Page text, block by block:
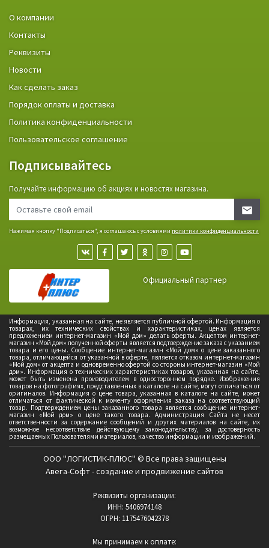
О компании
Контакты
Реквизиты
Новости
Как сделать заказ
Порядок оплаты и доставка
Политика конфиденциальности
Пользовательское соглашение
Подписывайтесь
Получайте информацию об акциях и новостях магазина.
Нажимая кнопку "Подписаться", я соглашаюсь с условиями политики конфиденциальности
Официальный партнер
Информация, указанная на сайте, не является публичной офертой. Информация о
товарах, их технических свойствах и характеристиках, ценах является
предложением интернет-магазин «Мой дом» делать оферты. Акцептом интернет-
магазин «Мой дом» полученной оферты является подтверждение заказа с указанием
товара и его цены. Сообщение интернет-магазин «Мой дом» о цене заказанного
товара, отличающейся от указанной в оферте, является отказом интернет-магазин
«Мой дом» от акцепта и одновременно офертой со стороны интернет-магазин «Мой
дом». Информация о технических характеристиках товаров, указанная на сайте,
может быть изменена производителем в одностороннем порядке. Изображения
товаров на фотографиях, представленных в каталоге на сайте, могут отличаться от
оригиналов. Информация о цене товара, указанная в каталоге на сайте, может
отличаться от фактической к моменту оформления заказа на соответствующий
товар. Подтверждением цены заказанного товара является сообщение интернет-
магазин «Мой дом» о цене такого товара. Администрация Сайта не несет
ответственности за содержание сообщений и других материалов на сайте, их
возможное несоответствие действующему законодательству, за достоверность
размещаемых Пользователями материалов, качество информации и изображений.
ООО "ЛОГИСТИК-ПЛЮС" © Все права защищены
Авега-Софт - создание и продвижение сайтов
Реквизиты организации:
ИНН: 5406974148
ОГРН: 1175476042378
Мы принимаем к оплате: